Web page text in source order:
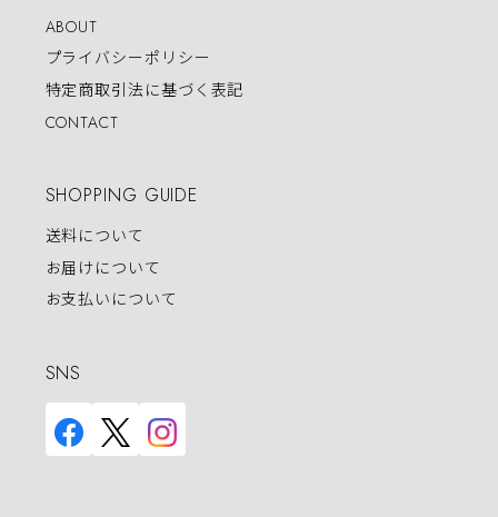
ABOUT
プライバシーポリシー
特定商取引法に基づく表記
CONTACT
SHOPPING GUIDE
送料について
お届けについて
お支払いについて
SNS